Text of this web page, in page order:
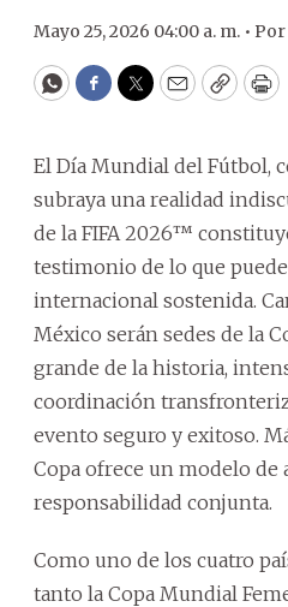
Mayo 25, 2026 04:00 a. m. • Por
WhatsApp
Facebook
Twitter
EmailCopy
El Día Mundial del Fútbol,
subraya una realidad
de la FIFA 2026™
testimonio de lo que
internacional sostenida.
México serán sedes de la
grande de la historia,
coordinación
evento seguro y exitoso.
Copa ofrece un modelo de
responsabilidad conjunta.
Como uno de los cuatro
tanto la Copa Mundial